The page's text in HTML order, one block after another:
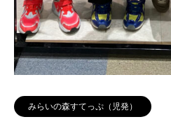
みらいの森すてっぷ（児発）